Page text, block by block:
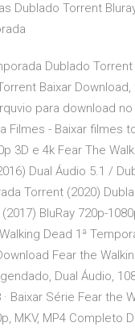
Dublado Torrent
Dublado
Baixar
para download
Filmes - Baixar filmes
3D e 4k Fear The
Dual Áudio 5.1 /
Torrent (2020)
BluRay 720p-
Dead 1ª
Fear the
Dual Áudio,
Baixar Série Fear the
MKV, MP4 Completo